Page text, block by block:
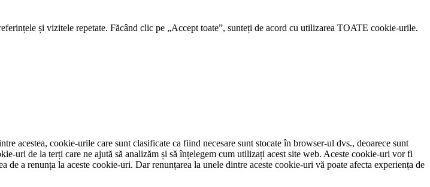
și vizitele repetate. Făcând clic pe „Accept toate”, sunteți de acord cu utilizarea TOATE cookie-urile.
acestea, cookie-urile care sunt clasificate ca fiind necesare sunt stocate în browser-ul dvs., deoarece sunt
uri de la terți care ne ajută să analizăm și să înțelegem cum utilizați acest site web. Aceste cookie-uri vor fi
a renunța la aceste cookie-uri. Dar renunțarea la unele dintre aceste cookie-uri vă poate afecta experiența de